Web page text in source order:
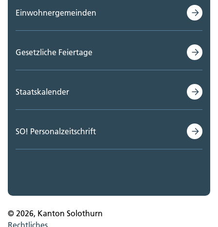
Einwohnergemeinden
Gesetzliche Feiertage
Staatskalender
SO! Personalzeitschrift
© 2026, Kanton Solothurn
Rechtliches